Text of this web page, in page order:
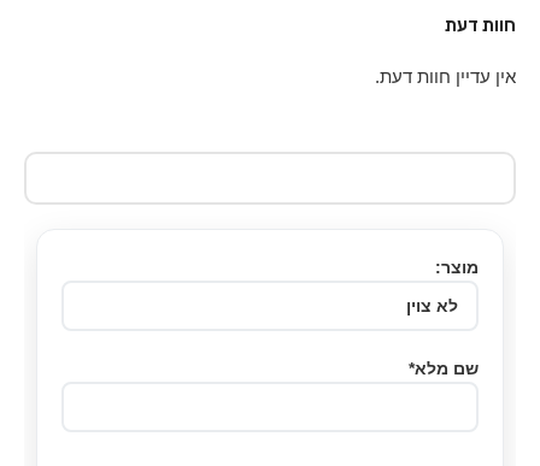
חוות דעת
אין עדיין חוות דעת.
מוצר:
שם מלא*